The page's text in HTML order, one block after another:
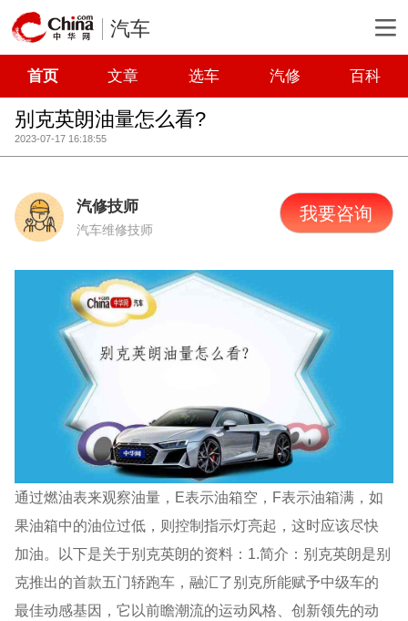
汽车
首页 文章 选车 汽修 百科
别克英朗油量怎么看?
2023-07-17 16:18:55
汽修技师
汽车维修技师
我要咨询
通过燃油表来观察油量，E表示油箱空，F表示油箱满，如
果油箱中的油位过低，则控制指示灯亮起，这时应该尽快
加油。以下是关于别克英朗的资料：1.简介：别克英朗是别
克推出的首款五门轿跑车，融汇了别克所能赋予中级车的
最佳动感基因，它以前瞻潮流的运动风格、创新领先的动